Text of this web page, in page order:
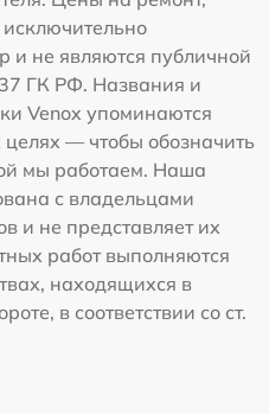
и не являются публичной
ГК РФ. Названия и
Venox упоминаются
— чтобы обозначить
мы работаем. Наша
с владельцами
и не представляет их
работ выполняются
находящихся в
в соответствии со ст.